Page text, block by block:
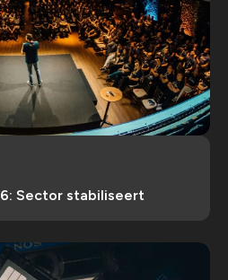
Sector stabiliseert